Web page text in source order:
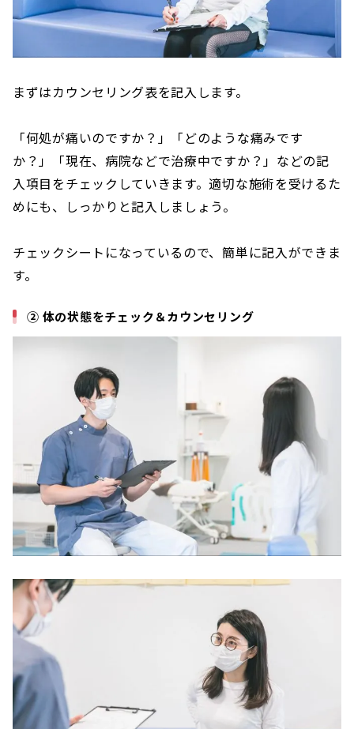
まずはカウンセリング表を記入します。
「何処が痛いのですか？」「どのような痛みです
か？」「現在、病院などで治療中ですか？」などの記
入項目をチェックしていきます。適切な施術を受けるた
めにも、しっかりと記入しましょう。
チェックシートになっているので、簡単に記入ができま
す。
② 体の状態をチェック＆カウンセリング